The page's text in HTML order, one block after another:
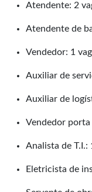
Atendente: 2
Atendente de
Vendedor: 1
Auxiliar de
Auxiliar de
Vendedor porta
Analista de T.I.:
Eletricista de